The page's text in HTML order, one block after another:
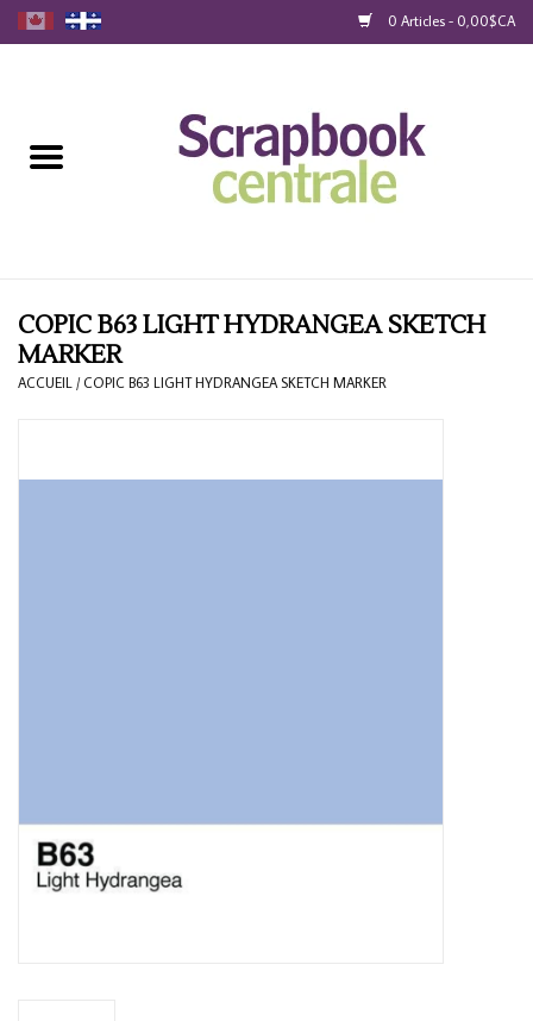
0 Articles - 0,00$CA
Fidélité
Blog
COPIC B63 LIGHT HYDRANGEA SKETCH
MARKER
ACCUEIL / COPIC B63 LIGHT HYDRANGEA SKETCH MARKER